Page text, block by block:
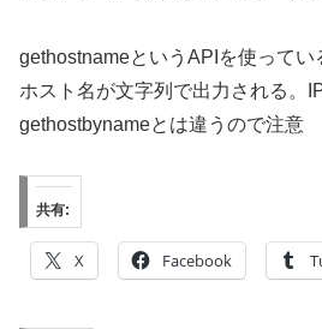
gethostnameというAPIを使ってい
ホスト名が文字列で出力される。
gethostbynameとは違うので注意
共有:
X Facebook